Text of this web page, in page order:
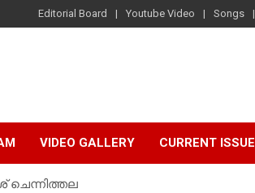
Editorial Board Youtube Video Songs
VIDEO GALLERY CURRENT ISSUE
ചെന്നിത്തല